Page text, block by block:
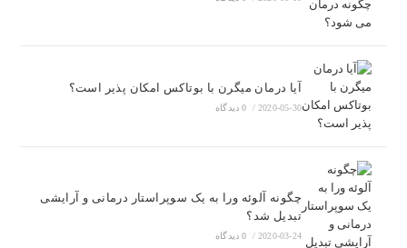
آیا درمان میگرن با بوتاکس امکان پذیر است؟
2020-05-30
/ 0 دیدگاه
چگونه آلوئه ورا به یک سوپراستار درمانی و آرایشی
تبدیل شد؟
2020-03-24
/ 0 دیدگاه